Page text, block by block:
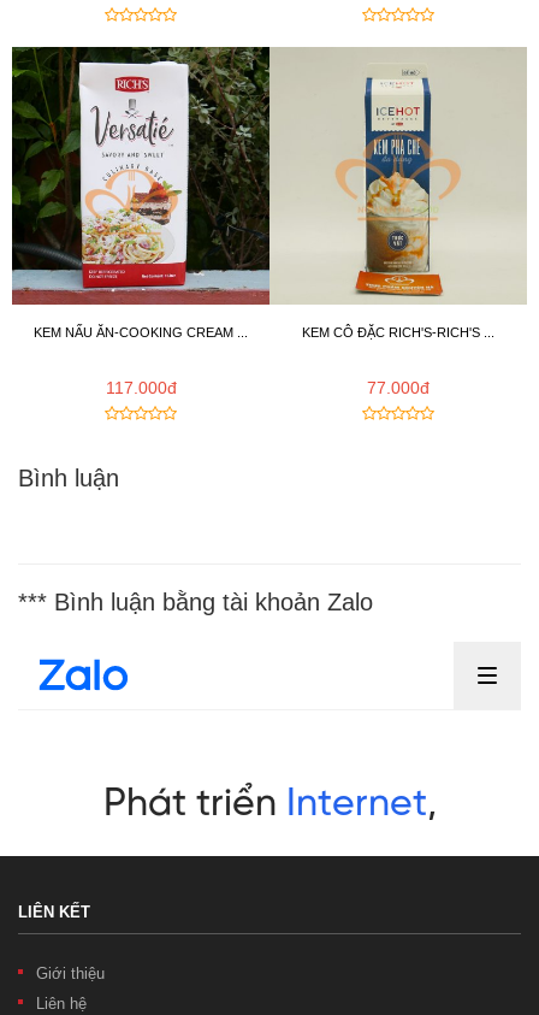
KEM NẤU ĂN-COOKING CREAM ...
117.000đ
KEM CÔ ĐẶC RICH'S-RICH'S ...
77.000đ
Bình luận
*** Bình luận bằng tài khoản Zalo
LIÊN KẾT
Giới thiệu
Liên hệ